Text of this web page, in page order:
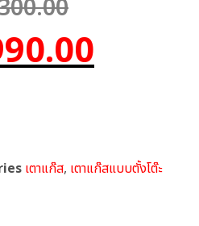
เตาแก๊ส, เตาแก๊สแบบตั้งโต๊ะ